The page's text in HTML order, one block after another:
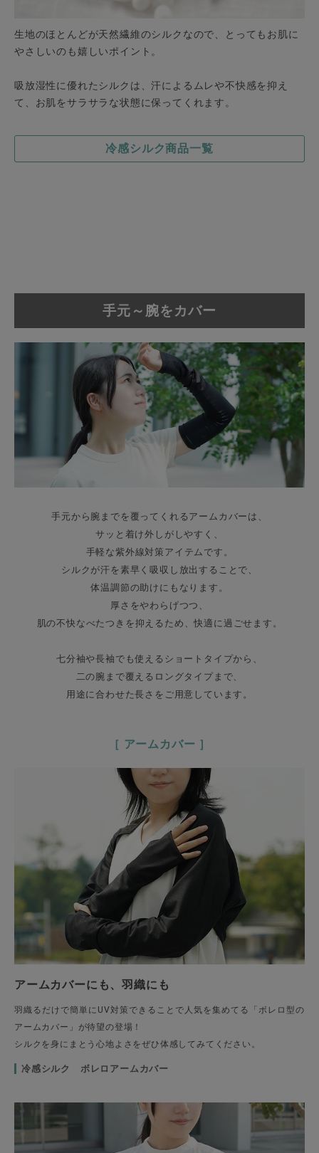
生地のほとんどが天然繊維のシルクなので、とってもお肌に
やさしいのも嬉しいポイント。
吸放湿性に優れたシルクは、汗によるムレや不快感を抑え
て、お肌をサラサラな状態に保ってくれます。
冷感シルク商品一覧
手元～腕をカバー
手元から腕までを覆ってくれるアームカバーは、
サッと着け外しがしやすく、
手軽な紫外線対策アイテムです。
シルクが汗を素早く吸収し放出することで、
体温調節の助けにもなります。
厚さをやわらげつつ、
肌の不快なべたつきを抑えるため、快適に過ごせます。
七分袖や長袖でも使えるショートタイプから、
二の腕まで覆えるロングタイプまで、
用途に合わせた長さをご用意しています。
［ アームカバー ］
アームカバーにも、羽織にも
羽織るだけで簡単にUV対策できることで人気を集めてる「ボレロ型の
アームカバー」が待望の登場！
シルクを身にまとう心地よさをぜひ体感してみてください。
冷感シルク ボレロアームカバー